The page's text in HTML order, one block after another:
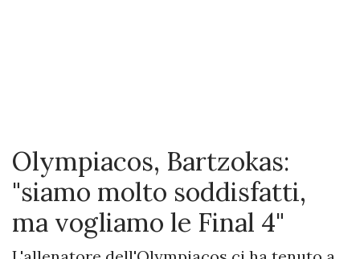
Olympiacos, Bartzokas:
"siamo molto soddisfatti,
ma vogliamo le Final 4"